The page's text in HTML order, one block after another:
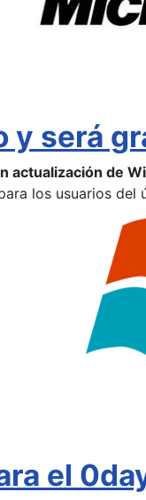
y será
actualización de
los usuarios del
el